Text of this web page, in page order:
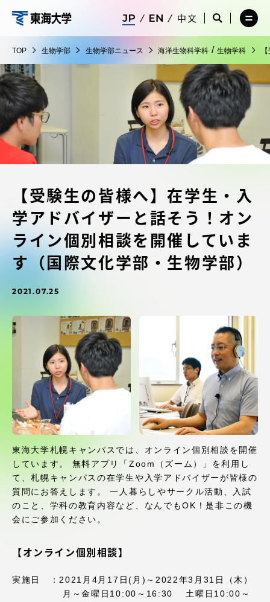
ツ
に
ス
ッ
物
学
部
中文
サ
ト
検
索
を
開
く
サ
イ
索
を
閉
じ
る
メ
ー
を
開
く
TOP 生物学部 生物学部ニュース 海洋生物科学科 / 生物学科
【受験生の皆様へ】在学生・入
学アドバイザーと話そう！オン
ライン個別相談を開催していま
す（国際文化学部・生物学部）
2021.07.25
東海大学札幌キャンパスでは、オンライン個別相談を開催
しています。 無料アプリ「Zoom（ズーム）」を利用し
て、札幌キャンパスの在学生や入学アドバイザーが皆様の
質問にお答えします。 一人暮らしやサークル活動、入試
のこと、学科の教育内容など、なんでもOK！是非この機
会にご参加ください。
【オンライン個別相談】
実施日 ：2021月4月17日(月)～2022年3月31日（木）
月～金曜日10:00～16:30 土曜日10:00～
メ
ニ
を
閉
じ
る
在学生・保護者向けポータル（TIPS）
受験・入学案内
教員・研究者ガイド
大学の概要
教育・研究
受験・入学案内
グローバルネットワーク
学外連携
学園ネットワーク
各種情報・お問い合わせ
アクセス情報
湘南キャンパス